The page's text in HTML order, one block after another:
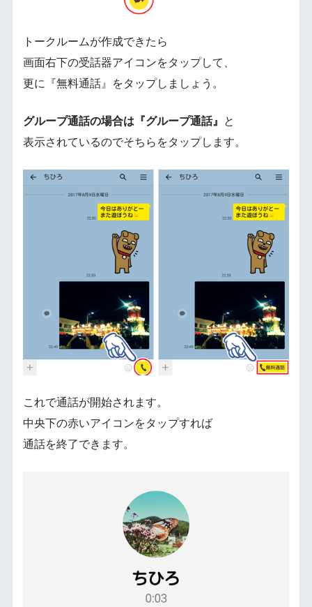
トークルームが作成できたら
画面右下の受話器アイコンをタップして、
更に『無料通話』をタップしましょう。
グループ通話の場合は『グループ通話』
と
表示されているのでそちらをタップします。
これで通話が開始されます。
中央下の赤いアイコンをタップすれば
通話を終了できます。